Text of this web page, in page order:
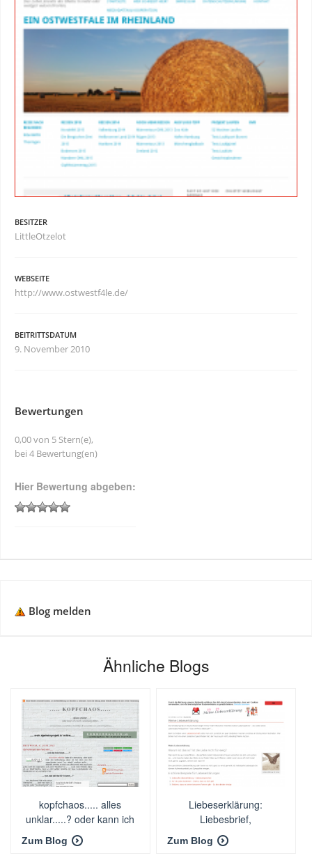
BESITZER
LittleOtzelot
WEBSEITE
http://www.ostwestf4le.de/
BEITRITTSDATUM
9. November 2010
Bewertungen
0,00 von 5 Stern(e),
bei 4 Bewertung(en)
Hier Bewertung abgeben:
Blog melden
Ähnliche Blogs
kopfchaos..... alles
unklar.....? oder kann ich
noch verwirrung
stiften.....?
Zum Blog
Liebeserklärung:
Liebesbrief,
Liebessprüche,
Liebesbeweis
Zum Blog